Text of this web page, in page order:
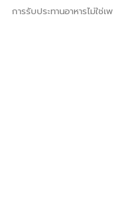
การรับประทานอาหารไม่ใช่เพ